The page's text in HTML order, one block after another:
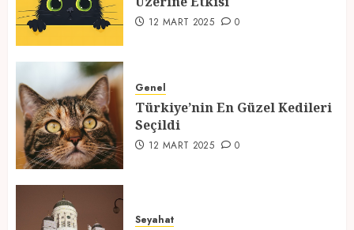
2
3
Seçildi
12 MART 2025 0
1 MART 2025
12 MART 2025 0
Genel
Türkiye’nin En Güzel Kedileri
Seçildi
12 MART 2025 0
Seyahat